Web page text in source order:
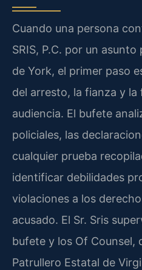
Cuando una persona
SRIS, P.C. por un
de York, el primer paso
del arresto, la fianza y la
audiencia. El bufete
policiales, las
cualquier prueba
identificar debilidades
violaciones a los
acusado. El Sr. Sris
bufete y los Of Counsel,
Patrullero Estatal de